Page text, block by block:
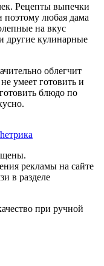
Рецепты выпечки
поэтому любая дама
на вкус
другие кулинарные
облегчит
умеет готовить и
блюдо по
рекламы на сайте
в разделе
при ручной